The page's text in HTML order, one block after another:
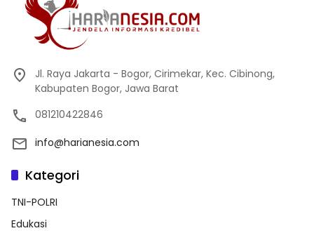
Jl. Raya Jakarta - Bogor, Cirimekar, Kec. Cibinong,
Kabupaten Bogor, Jawa Barat
081210422846
info@harianesia.com
Kategori
TNI-POLRI
Edukasi